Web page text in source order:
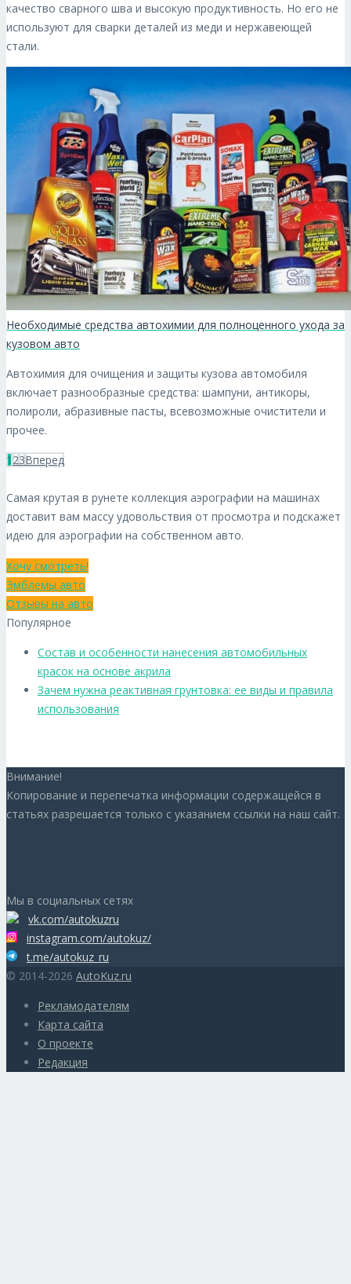
качество сварного шва и высокую продуктивность. Но его не
используют для сварки деталей из меди и нержавеющей
стали.
Необходимые средства автохимии для полноценного ухода за
кузовом авто
Автохимия для очищения и защиты кузова автомобиля
включает разнообразные средства: шампуни, антикоры,
полироли, абразивные пасты, всевозможные очистители и
прочее.
1 23Вперед
Самая крутая в рунете коллекция аэрографии на машинах
доставит вам массу удовольствия от просмотра и подскажет
идею для аэрографии на собственном авто.
Хочу смотреть!
Эмблемы авто
Отзывы на авто
Популярное
Состав и особенности нанесения автомобильных
красок на основе акрила
Зачем нужна реактивная грунтовка: ее виды и правила
использования
Внимание!
Копирование и перепечатка информации содержащейся в
статьях разрешается только с указанием ссылки на наш сайт.
Мы в социальных сетях
vk.com/autokuzru
instagram.com/autokuz/
t.me/autokuz_ru
© 2014-2026 AutoKuz.ru
Рекламодателям
Карта сайта
О проекте
Редакция